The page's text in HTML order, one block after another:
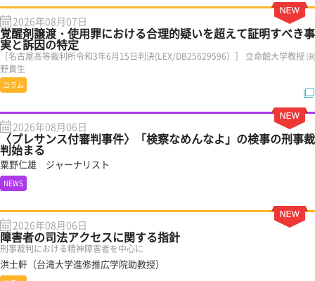
2026年08月07日
覚醒剤譲渡・使用罪における合理的疑いを超えて証明すべき事
実と訴因の特定
［名古屋高等裁判所令和3年6月15日判決(LEX/DB25629596）］ 立命館大学教授 渕
野貴生
コラム
2026年08月06日
〈プレサンス付審判事件〉「検察なめんなよ」の検事の刑事裁
判始まる
粟野仁雄 ジャーナリスト
NEWS
2026年08月06日
障害者の司法アクセスに関する指針
刑事裁判における精神障害者を中心に
洪士軒（台湾大学進修推広学院助教授）